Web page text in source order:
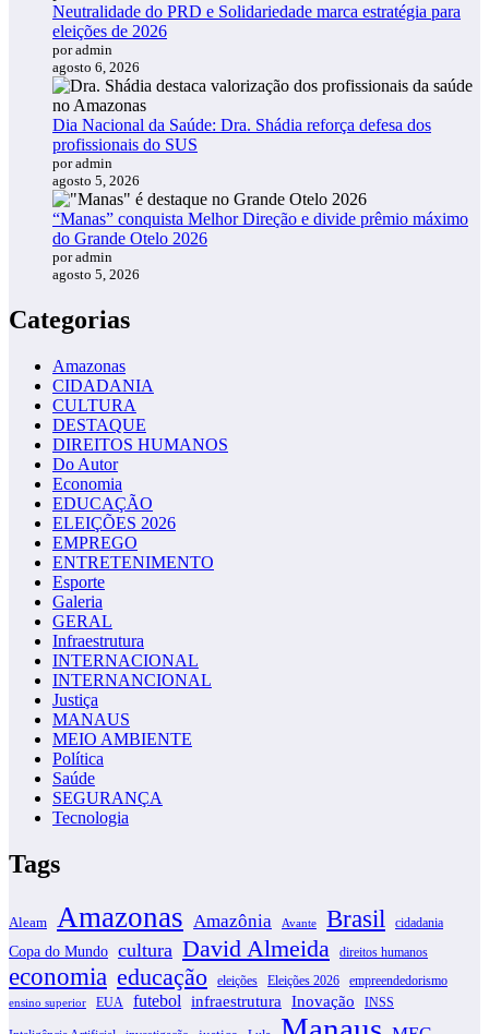
Neutralidade do PRD e Solidariedade marca estratégia para
eleições de 2026
por admin
agosto 6, 2026
Dia Nacional da Saúde: Dra. Shádia reforça defesa dos
profissionais do SUS
por admin
agosto 5, 2026
“Manas” conquista Melhor Direção e divide prêmio máximo
do Grande Otelo 2026
por admin
agosto 5, 2026
Categorias
Amazonas
CIDADANIA
CULTURA
DESTAQUE
DIREITOS HUMANOS
Do Autor
Economia
EDUCAÇÃO
ELEIÇÕES 2026
EMPREGO
ENTRETENIMENTO
Esporte
Galeria
GERAL
Infraestrutura
INTERNACIONAL
INTERNANCIONAL
Justiça
MANAUS
MEIO AMBIENTE
Política
Saúde
SEGURANÇA
Tecnologia
Tags
Aleam Amazonas Amazônia Avante Brasil cidadania
Copa do Mundo cultura David Almeida direitos humanos
economia educação eleições Eleições 2026 empreendedorismo
ensino superior EUA futebol infraestrutura Inovação INSS